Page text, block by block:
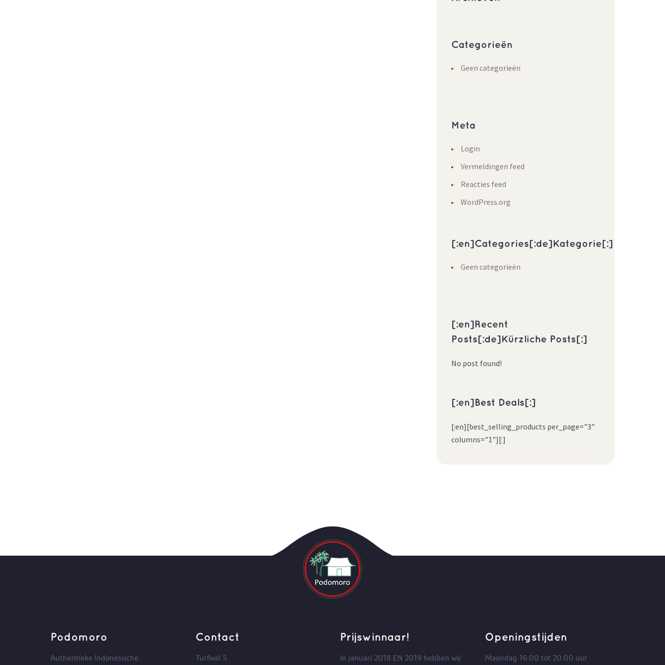
Categorieën
Geen categorieën
Meta
Login
Vermeldingen feed
Reacties feed
WordPress.org
[:en]Categories[:de]Kategorie[:]
Geen categorieën
[:en]Recent
Posts[:de]Kürzliche Posts[:]
No post found!
[:en]Best Deals[:]
[:en][best_selling_products per_page="3"
columns="1"][:]
Podomoro
Authentieke Indonesische
Contact
Turfwal 5
Prijswinnaar!
In januari 2018 EN 2019 hebben wij
Openingstijden
Maandag 16:00 tot 20:00 uur